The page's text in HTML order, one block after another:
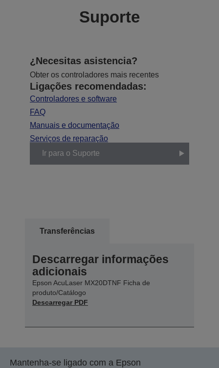
Suporte
¿Necesitas asistencia?
Obter os controladores mais recentes
Ligações recomendadas:
Controladores e software
FAQ
Manuais e documentação
Serviços de reparação
Ir para o Suporte
Transferências
Descarregar informações
adicionais
Epson AcuLaser MX20DTNF Ficha de
produto/Catálogo
Descarregar PDF
Mantenha-se ligado com a Epson